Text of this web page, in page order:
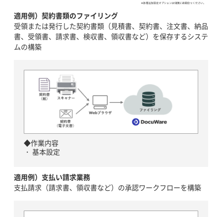
適用例）契約書類のファイリング
受領または発行した契約書類（見積書、契約書、注文書、納品
書、受領書、請求書、検収書、領収書など）を保存するシステ
ムの構築
◆作業内容
基本設定
適用例）支払い請求業務
支払請求（請求書、領収書など）の承認ワークフローを構築